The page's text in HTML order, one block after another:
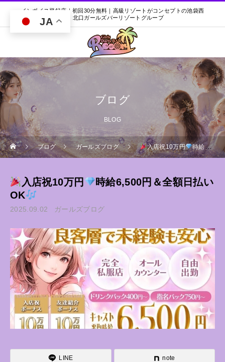
インボイス登録店｜初回30分無料｜高級リゾートがコンセプトの池袋西
口・北口ガールズバーリゾートグループ
ブログ
BLOG
ブログ ガールズブログ 入店祝10万円 時給6,500円＆全額日払いOK
入店祝10万円
時給6,500円＆全額日払い
OK
2025.09.02 ガールズブログ
LINE note
JA